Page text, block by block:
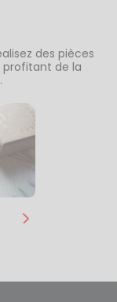
des pièces
de la